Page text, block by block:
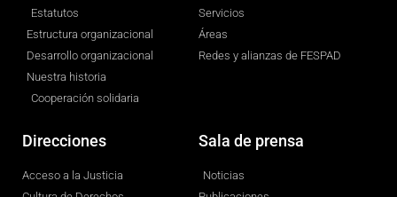
Estatutos
Estructura organizacional
Desarrollo organizacional
Nuestra historia
Cooperación solidaria
Servicios
Áreas
Redes y alianzas de FESPAD
Direcciones
Acceso a la Justicia
Sala de prensa
Noticias